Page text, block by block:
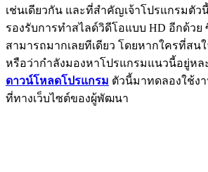
เช่นเดียวกัน และที่สำคัญเจ้าโปรแกรมตัว
รองรับการทำสไลด์วิดีโอแบบ HD อีกด้วย
สามารถมากเลยทีเดียว โดยหากใครที่สน
หรือว่ากำลังมองหาโปรแกรมแนวนี้อยู่หล
ดาวน์โหลดโปรแกรม ตัวนี้มาทดลองใช้ง
ที่ทางเว็บไซต์ของผู้พัฒนา